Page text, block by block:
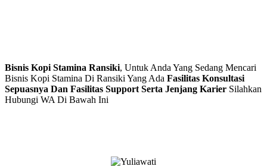
Bisnis Kopi Stamina Ransiki, Untuk Anda Yang Sedang Mencari
Bisnis Kopi Stamina Di Ransiki Yang Ada Fasilitas Konsultasi
Sepuasnya Dan Fasilitas Support Serta Jenjang Karier Silahkan
Hubungi WA Di Bawah Ini